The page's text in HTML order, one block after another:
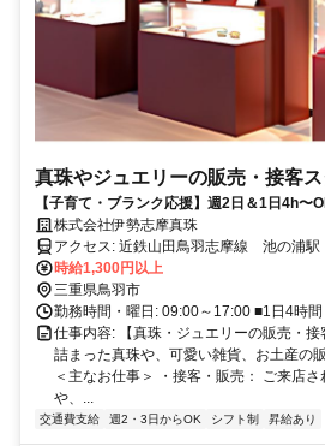
真珠やジュエリーの販売・接客
【子育て・ブランク応援】週2日＆1日4h〜
の優しさ職場♪
株式会社伊勢志摩真珠
アクセス: 近鉄山田鳥羽志摩線 池の浦駅 徒歩3分 近鉄山田鳥羽志
時給1,300円以上
三重県鳥羽市
勤務時間・曜日: 09:00～17:00 ■1日4時間
仕事内容: 【真珠・ジュエリーの販売・
詰まった真珠や、可愛い雑貨、お土産の
＜主なお仕事＞ ・接客・販売： ご来店
や、...
交通費支給 週2・3日からOK シフト制 昇給あり